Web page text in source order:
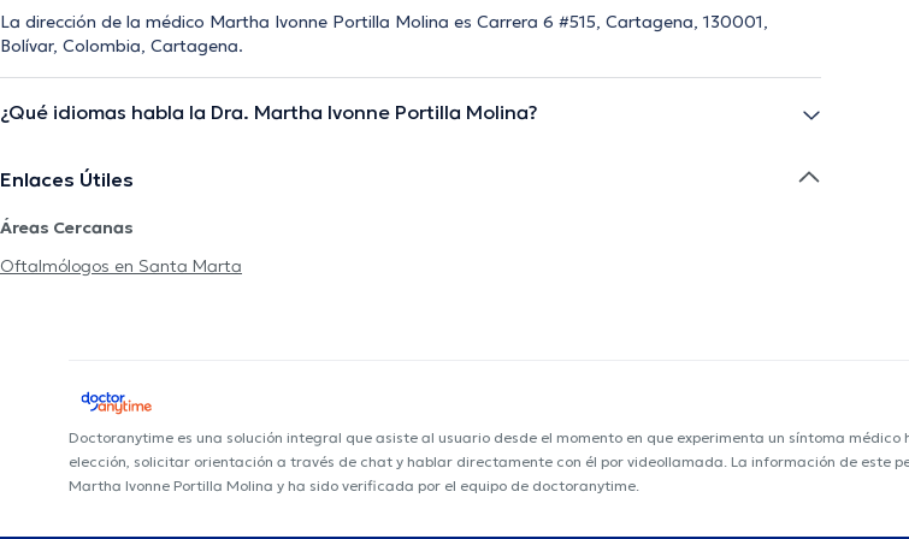
La dirección de la médico Martha Ivonne Portilla Molina es Carrera 6 #515, Cartagena, 130001,
Bolívar, Colombia, Cartagena.
¿Qué idiomas habla la Dra. Martha Ivonne Portilla Molina?
Enlaces Útiles
Áreas Cercanas
Oftalmólogos en Santa Marta
Doctoranytime es una solución integral que asiste al usuario desde el momento en que experimenta un síntoma
elección, solicitar orientación a través de chat y hablar directamente con él por videollamada. La información de este
Martha Ivonne Portilla Molina y ha sido verificada por el equipo de doctoranytime.